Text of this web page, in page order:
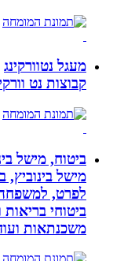
מעגל נטוורקינג
קבוצות נט
ביטוח, מישל
מישל בינוביץ,
לפרט, למשפחה
ביטוחי בריאות
משכנתאות ועוד.